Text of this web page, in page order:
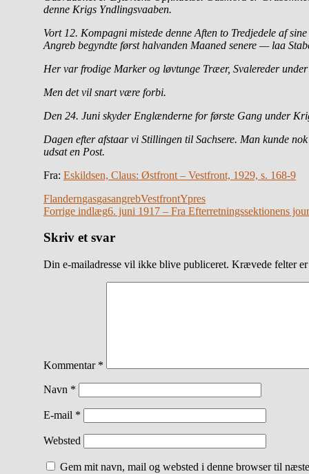
denne Krigs Yndlingsvaaben.
Vort 12. Kompagni mistede denne Aften to Tredjedele af
Angreb begyndte først halvanden Maaned senere — laa
Her var frodige Marker og løvtunge Træer, Svalereder
Men det vil snart være forbi.
Den 24. Juni skyder Englænderne for første Gang under
Dagen efter afstaar vi Stillingen til Sachsere. Man kunde
udsat en Post.
Fra: Eskildsen, Claus: Østfront – Vestfront, 1929, s. 168-9
FlanderngasgasangrebVestfrontYpres
Indlægsnavigation
Forrige indlæg6. juni 1917 – Fra Efterretningssektionens
Skriv et svar
Din e-mailadresse vil ikke blive publiceret. Krævede felter er
Kommentar *
Navn *
E-mail *
Websted
Gem mit navn, mail og websted i denne browser til